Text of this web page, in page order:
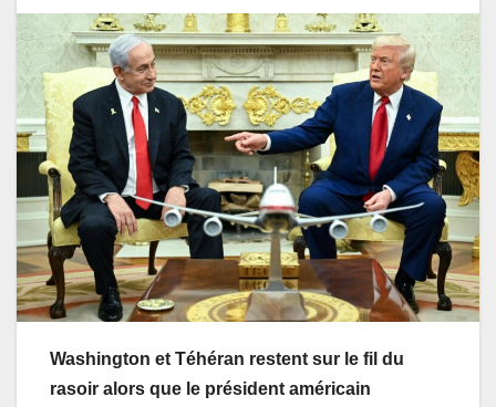
Washington et Téhéran restent sur le fil du
rasoir alors que le président américain